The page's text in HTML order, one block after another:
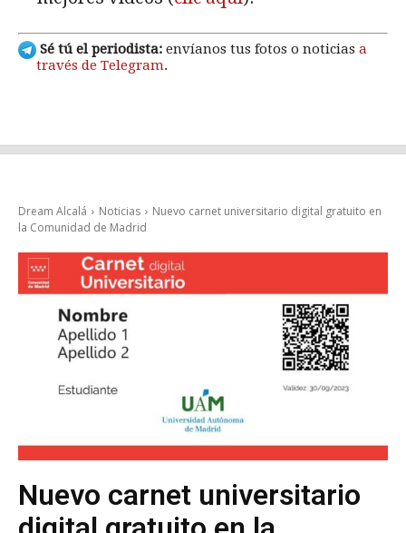
Sé tú el periodista: envíanos tus fotos o noticias a
través de Telegram.